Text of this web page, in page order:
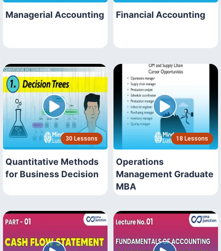
Managerial Accounting Financial Accounting
30 Lessons
Quantitative Methods
for Business Decision
18 Lessons
Operations
Management Graduate
MBA